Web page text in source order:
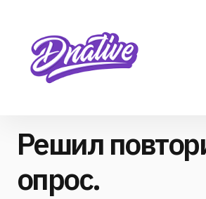
Решил
опрос.